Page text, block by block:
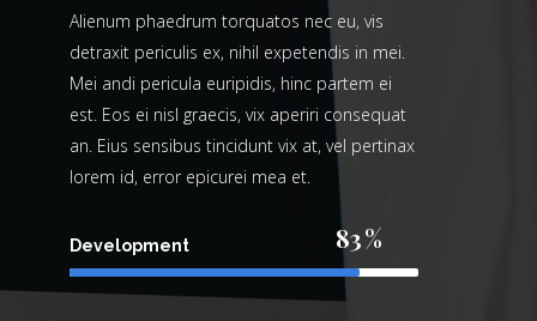
Alienum phaedrum torquatos nec eu, vis
detraxit periculis ex, nihil expetendis in mei.
Mei andi pericula euripidis, hinc partem ei
est. Eos ei nisl graecis, vix aperiri consequat
an. Eius sensibus tincidunt vix at, vel pertinax
lorem id, error epicurei mea et.
Development 83